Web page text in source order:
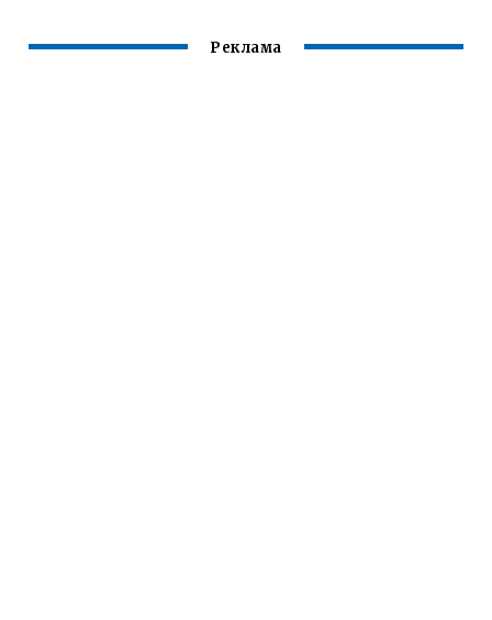
Й
Реклама